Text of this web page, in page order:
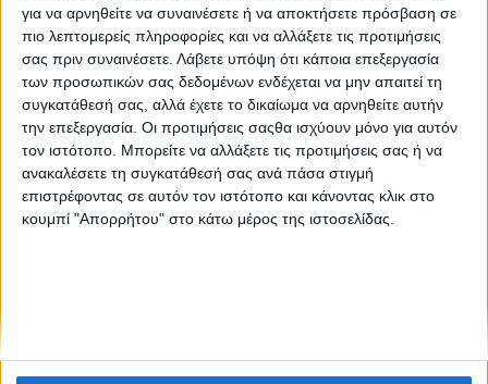
για να αρνηθείτε να συναινέσετε ή να αποκτήσετε πρόσβαση σε
πιο λεπτομερείς πληροφορίες και να αλλάξετε τις προτιμήσεις
σας πριν συναινέσετε. Λάβετε υπόψη ότι κάποια επεξεργασία
των προσωπικών σας δεδομένων ενδέχεται να μην απαιτεί τη
συγκατάθεσή σας, αλλά έχετε το δικαίωμα να αρνηθείτε αυτήν
την επεξεργασία. Οι προτιμήσεις σαςθα ισχύουν μόνο για αυτόν
τον ιστότοπο. Μπορείτε να αλλάξετε τις προτιμήσεις σας ή να
ανακαλέσετε τη συγκατάθεσή σας ανά πάσα στιγμή
επιστρέφοντας σε αυτόν τον ιστότοπο και κάνοντας κλικ στο
κουμπί "Απορρήτου" στο κάτω μέρος της ιστοσελίδας.
NEWSLETTER